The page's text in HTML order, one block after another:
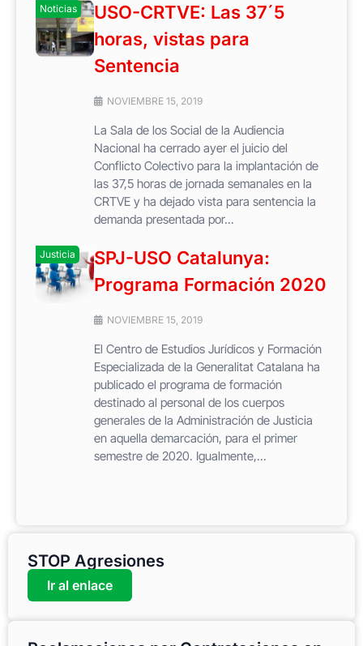
Noticias
USO-CRTVE: Las 37´5
horas, vistas para
Sentencia
NOVIEMBRE 15, 2019
La Sala de los Social de la Audiencia
Nacional ha cerrado ayer el juicio del
Conflicto Colectivo para la implantación de
las 37,5 horas de jornada semanales en la
CRTVE y ha dejado vista para sentencia la
demanda presentada por...
Justicia
SPJ-USO Catalunya:
Programa Formación 2020
NOVIEMBRE 15, 2019
El Centro de Estudios Jurídicos y Formación
Especializada de la Generalitat Catalana ha
publicado el programa de formación
destinado al personal de los cuerpos
generales de la Administración de Justicia
en aquella demarcación, para el primer
semestre de 2020. Igualmente,...
STOP Agresiones
Ir al enlace